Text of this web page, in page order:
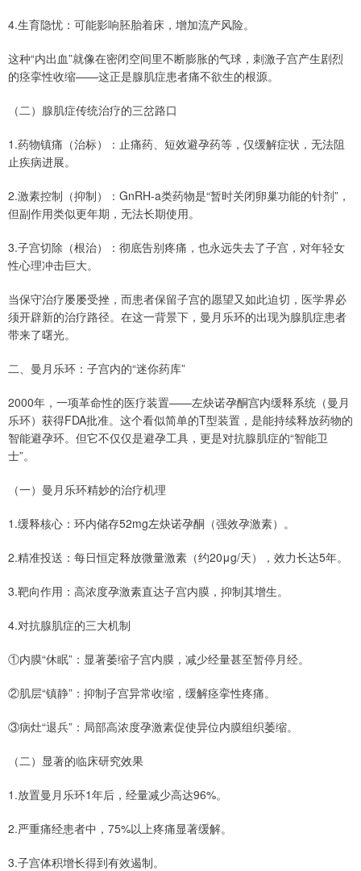
4.生育隐忧：可能影响胚胎着床，增加流产风险。
这种“内出血”就像在密闭空间里不断膨胀的气球，刺激子宫产生剧烈
的痉挛性收缩——这正是腺肌症患者痛不欲生的根源。
（二）腺肌症传统治疗的三岔路口
1.药物镇痛（治标）：止痛药、短效避孕药等，仅缓解症状，无法阻
止疾病进展。
2.激素控制（抑制）：GnRH-a类药物是“暂时关闭卵巢功能的针剂”，
但副作用类似更年期，无法长期使用。
3.子宫切除（根治）：彻底告别疼痛，也永远失去了子宫，对年轻女
性心理冲击巨大。
当保守治疗屡屡受挫，而患者保留子宫的愿望又如此迫切，医学界必
须开辟新的治疗路径。在这一背景下，曼月乐环的出现为腺肌症患者
带来了曙光。
二、曼月乐环：子宫内的“迷你药库”
2000年，一项革命性的医疗装置——左炔诺孕酮宫内缓释系统（曼月
乐环）获得FDA批准。这个看似简单的T型装置，是能持续释放药物的
智能避孕环。但它不仅仅是避孕工具，更是对抗腺肌症的“智能卫
士”。
（一）曼月乐环精妙的治疗机理
1.缓释核心：环内储存52mg左炔诺孕酮（强效孕激素）。
2.精准投送：每日恒定释放微量激素（约20μg/天），效力长达5年。
3.靶向作用：高浓度孕激素直达子宫内膜，抑制其增生。
4.对抗腺肌症的三大机制
①内膜“休眠”：显著萎缩子宫内膜，减少经量甚至暂停月经。
②肌层“镇静”：抑制子宫异常收缩，缓解痉挛性疼痛。
③病灶“退兵”：局部高浓度孕激素促使异位内膜组织萎缩。
（二）显著的临床研究效果
1.放置曼月乐环1年后，经量减少高达96%。
2.严重痛经患者中，75%以上疼痛显著缓解。
3.子宫体积增长得到有效遏制。